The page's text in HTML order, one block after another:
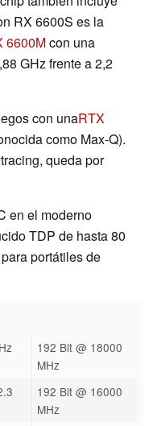
RX 6600S es la
6600Mcon una
GHz frente a 2,2
con unaRTX
como Max-Q).
queda por
en el moderno
TDP de hasta 80
portátiles de
192 Bit @ 18000
MHz
192 Bit @ 16000
MHz